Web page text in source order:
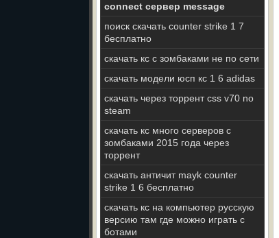
connect сервер message
поиск скачать counter strike 1 7
бесплатно
скачать кс с зомбаками не по сети
скачать модели юсп кс 1 6 adidas
скачать через торрент css v70 no
steam
скачать кс много серверов с
зомбаками 2015 года через
торрент
скачать античит mayk counter
strike 1 6 бесплатно
скачать кс на компьютер русскую
версию там где можно играть с
ботами